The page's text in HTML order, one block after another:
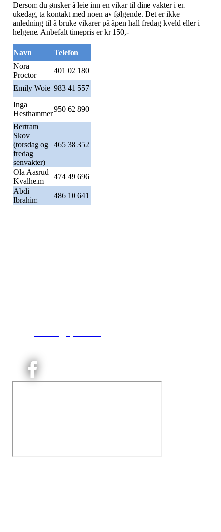
Dersom du ønsker å leie inn en vikar til dine vakter i en
ukedag, ta kontakt med noen av følgende. Det er ikke
anledning til å bruke vikarer på åpen hall fredag kveld eller i
helgene. Anbefalt timepris er kr 150,-
Navn
Telefon
Nora
Proctor
401 02 180
Emily Woie 983 41 557
Inga
Hesthammer
950 62 890
Bertram
Skov
(torsdag og
fredag
senvakter)
465 38 352
Ola Aasrud
Kvalheim
474 49 696
Abdi
Ibrahim
486 10 641